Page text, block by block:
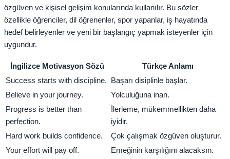
özgüven ve kişisel gelişim konularında kullanılır. Bu sözler
özellikle öğrenciler, dil öğrenenler, spor yapanlar, iş hayatında
hedef belirleyenler ve yeni bir başlangıç yapmak isteyenler için
uygundur.
İngilizce Motivasyon Sözü
Türkçe Anlamı
Success starts with discipline. Başarı disiplinle başlar.
Believe in your journey.
Yolculuğuna inan.
Progress is better than
perfection.
İlerleme, mükemmellikten daha
iyidir.
Hard work builds confidence.
Çok çalışmak özgüven oluşturur.
Your effort will pay off.
Emeğinin karşılığını alacaksın.